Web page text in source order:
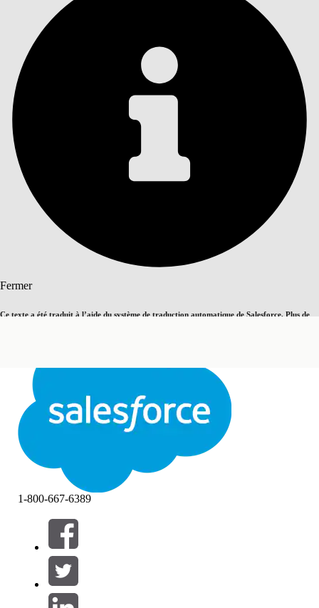
Fermer
Ce texte a été traduit à l’aide du système de traduction automatique de Salesforce. Plus de
Fermer
Table des matières
TABLE DES MATIÈRES
Rechercher
Filtres (0)
SÉLECTIONNER DES FILTRES
Gamme de produits
1-800-667-6389